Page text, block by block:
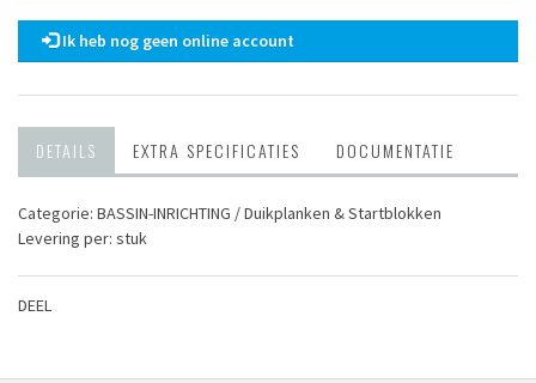
Ik heb nog geen online account
DETAILS EXTRA SPECIFICATIES DOCUMENTATIE
Categorie: BASSIN-INRICHTING / Duikplanken & Startblokken
Levering per: stuk
DEEL